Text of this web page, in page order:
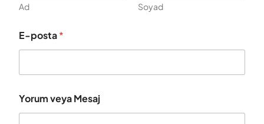
Ad Soyad
E-posta*
Yorum veya Mesaj